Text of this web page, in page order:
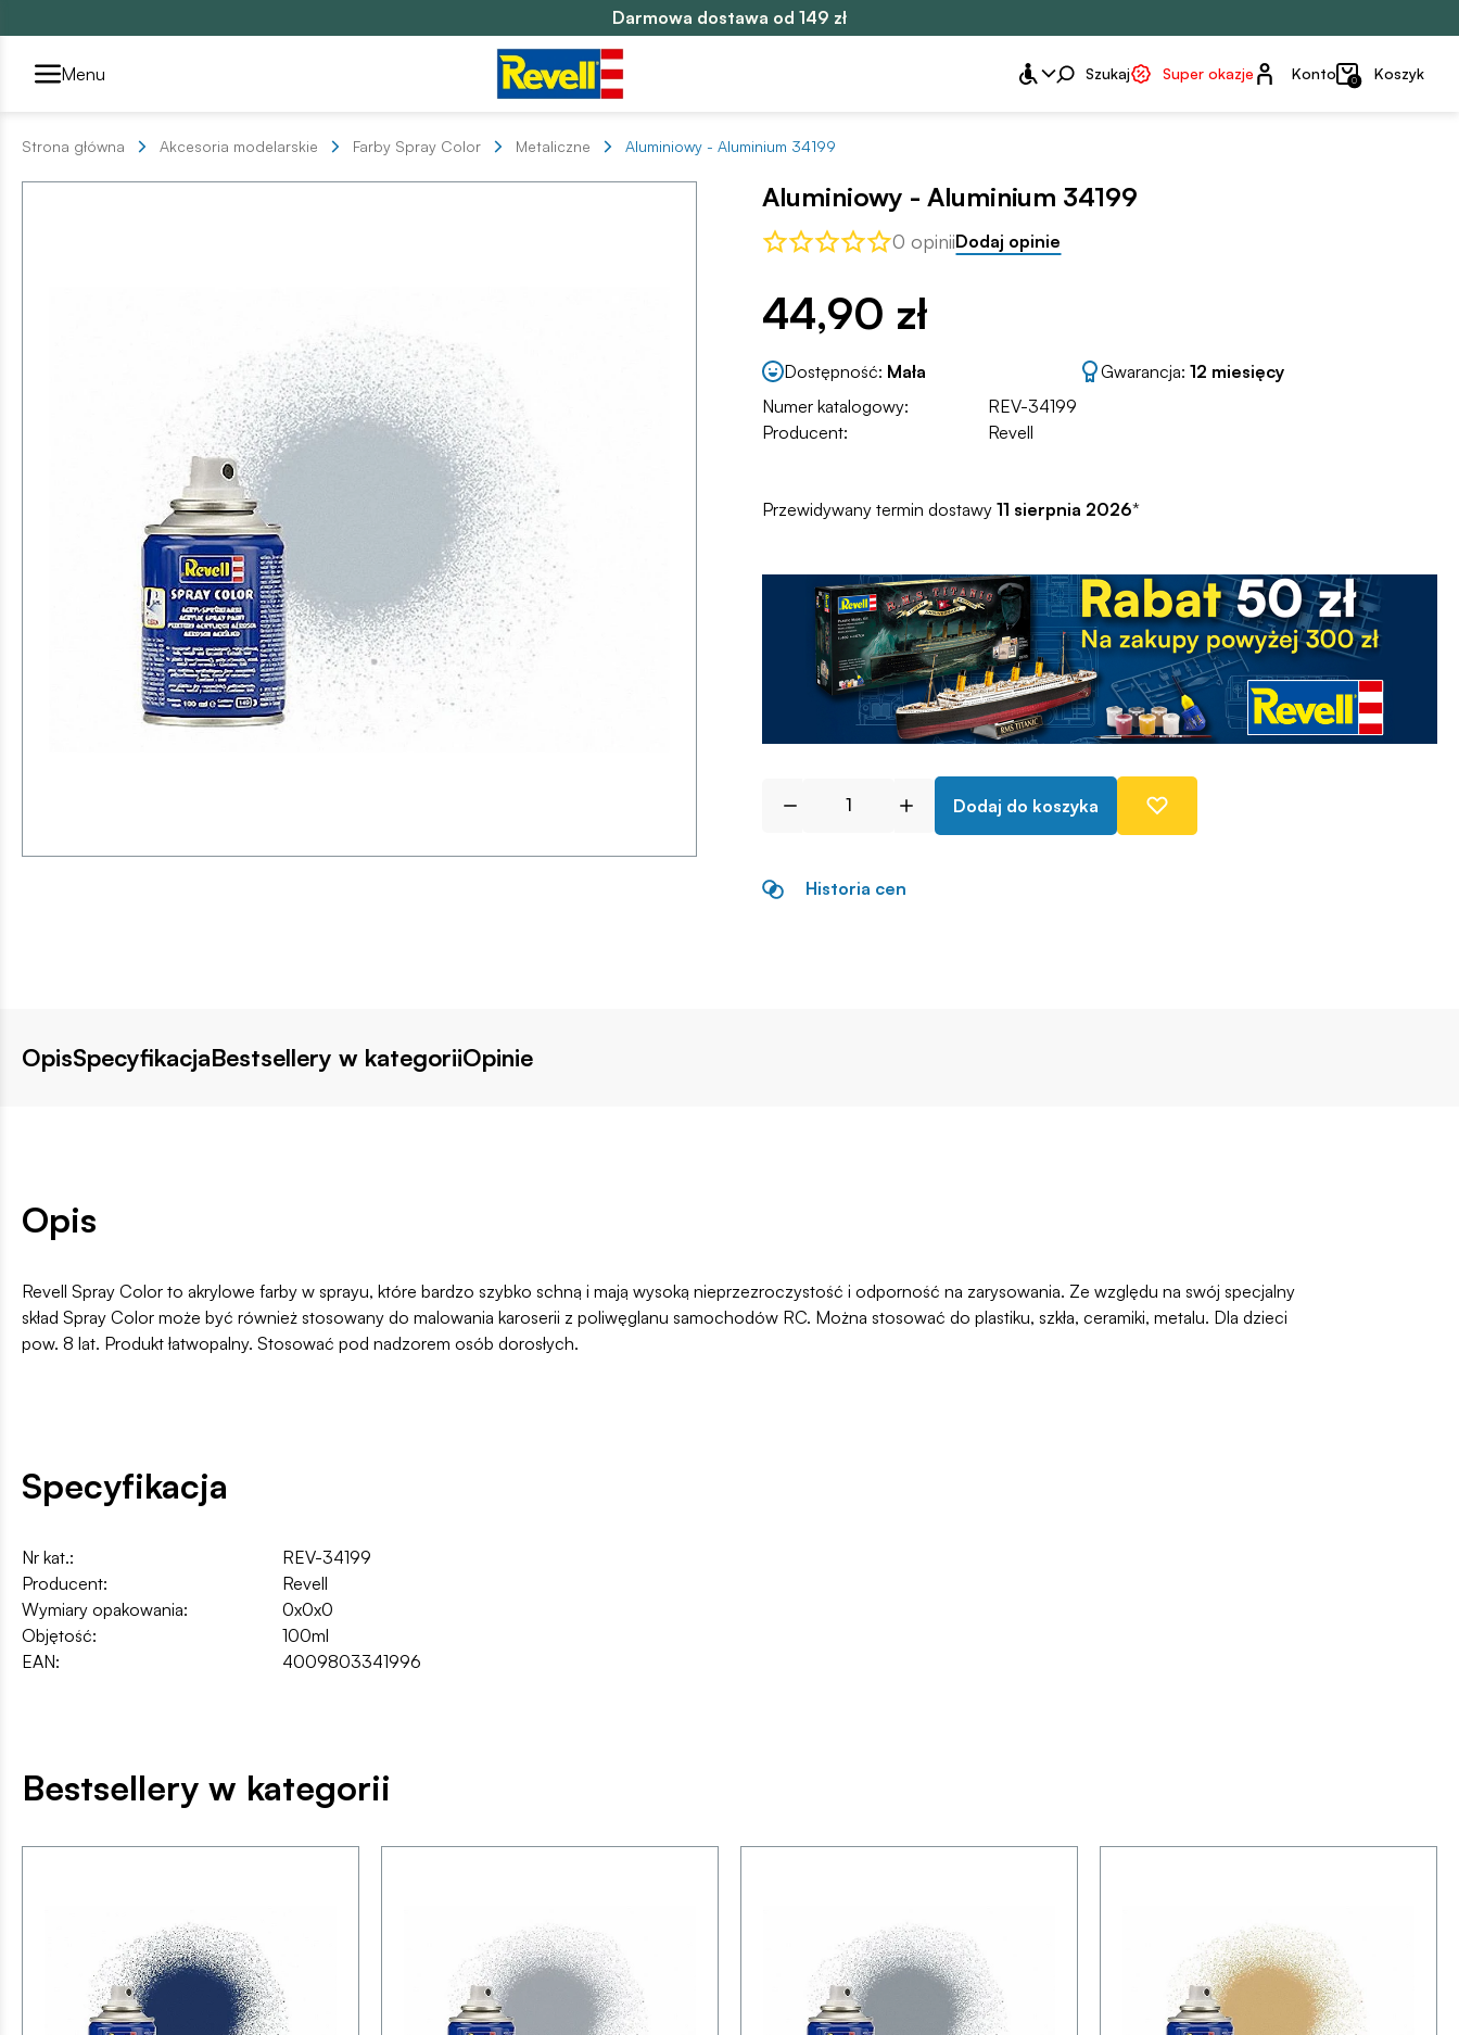
Darmowa dostawa od 149 zł
Przełącznik segmentów2
Menu Szukaj Super okazje Konto
Konto 0 Koszyk
Strona główna Akcesoria modelarskie Farby Spray Color Metaliczne Aluminiowy - Aluminium 34199
Aluminiowy - Aluminium 34199
0 opiniiDodaj opinie
44,90 zł
Dostępność: Mała Gwarancja: 12 miesięcy
Numer katalogowy:
REV-34199
Producent:
Revell
Przewidywany termin dostawy 11 sierpnia 2026*
Dodaj do koszyka
Historia cen
OpisSpecyfikacjaBestsellery w kategoriiOpinie
Opis
Revell Spray Color to akrylowe farby w sprayu, które bardzo szybko schną i mają wysoką nieprzezroczystość i odporność na zarysowania. Ze względu na swój specjalny
skład Spray Color może być również stosowany do malowania karoserii z poliwęglanu samochodów RC. Można stosować do plastiku, szkła, ceramiki, metalu. Dla dzieci
pow. 8 lat. Produkt łatwopalny. Stosować pod nadzorem osób dorosłych.
Specyfikacja
Nr kat.:
REV-34199
Producent:
Revell
Wymiary opakowania:
0x0x0
Objętość:
100ml
EAN:
4009803341996
Bestsellery w kategorii